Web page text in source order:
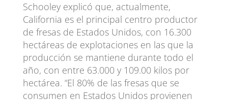
Schooley explicó que, actualmente,
California es el principal centro productor
de fresas de Estados Unidos, con 16.300
hectáreas de explotaciones en las que la
producción se mantiene durante todo el
año, con entre 63.000 y 109.00 kilos por
hectárea. “El 80% de las fresas que se
consumen en Estados Unidos provienen